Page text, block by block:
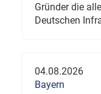
Gründer die
Deutschen
04.08.2026
Bayern